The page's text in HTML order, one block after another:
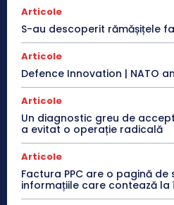
Articole
S-au descoperit rămășițele
Articole
Defence Innovation | NATO
Articole
Un diagnostic greu de
a evitat o operație radicală
Articole
Factura PPC are o pagină
informațiile care contează la